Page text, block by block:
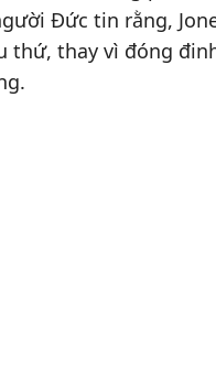
Đức tin rằng,
thứ, thay vì đóng